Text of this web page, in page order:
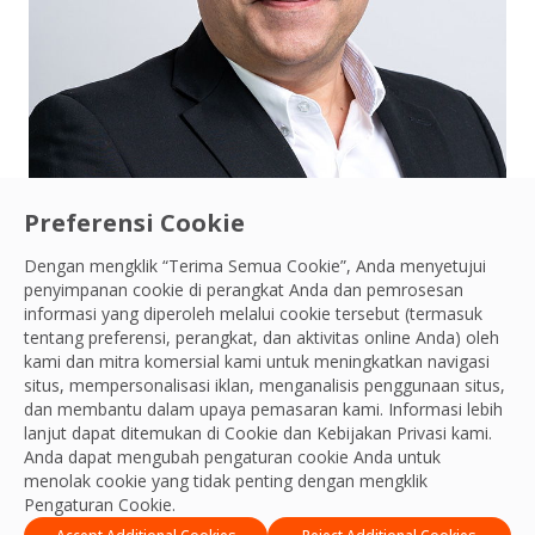
Preferensi Cookie
Dengan mengklik “Terima Semua Cookie”, Anda menyetujui
penyimpanan cookie di perangkat Anda dan pemrosesan
informasi yang diperoleh melalui cookie tersebut (termasuk
tentang preferensi, perangkat, dan aktivitas online Anda) oleh
kami dan mitra komersial kami untuk meningkatkan navigasi
situs, mempersonalisasi iklan, menganalisis penggunaan situs,
dan membantu dalam upaya pemasaran kami. Informasi lebih
lanjut dapat ditemukan di Cookie dan Kebijakan Privasi kami.
Anda dapat mengubah pengaturan cookie Anda untuk
menolak cookie yang tidak penting dengan mengklik
Pengaturan Cookie.
Connect with Laurent Tranier
Laurent Tranier
Direktur Pengadaan - APAC
Tim APAC